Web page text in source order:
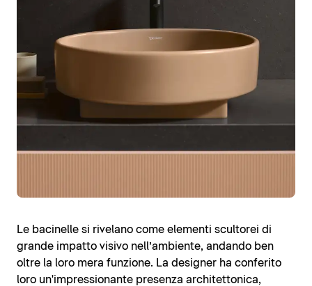
Le bacinelle si rivelano come elementi scultorei di
grande impatto visivo nell’ambiente, andando ben
oltre la loro mera funzione. La designer ha conferito
loro un'impressionante presenza architettonica,